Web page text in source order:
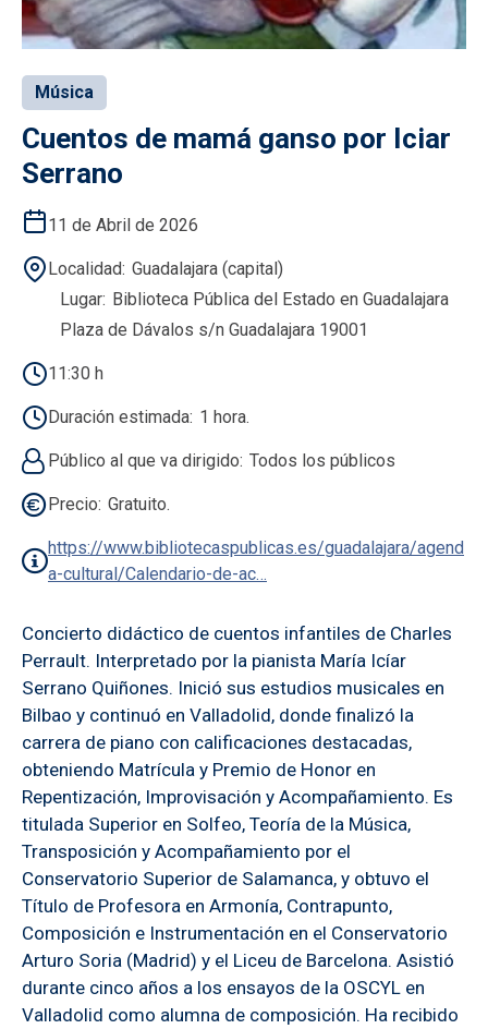
Música
Cuentos de mamá ganso por Iciar
Serrano
11 de Abril de 2026
Localidad Guadalajara (capital)
Lugar Biblioteca Pública del Estado en Guadalajara
Plaza de Dávalos s/n Guadalajara 19001
11:30 h
Duración estimada 1 hora.
Público al que va dirigido Todos los públicos
Precio Gratuito.
https://www.bibliotecaspublicas.es/guadalajara/agend
a-cultural/Calendario-de-ac…
Concierto didáctico de cuentos infantiles de Charles
Perrault. Interpretado por la pianista María Icíar
Serrano Quiñones. Inició sus estudios musicales en
Bilbao y continuó en Valladolid, donde finalizó la
carrera de piano con calificaciones destacadas,
obteniendo Matrícula y Premio de Honor en
Repentización, Improvisación y Acompañamiento. Es
titulada Superior en Solfeo, Teoría de la Música,
Transposición y Acompañamiento por el
Conservatorio Superior de Salamanca, y obtuvo el
Título de Profesora en Armonía, Contrapunto,
Composición e Instrumentación en el Conservatorio
Arturo Soria (Madrid) y el Liceu de Barcelona. Asistió
durante cinco años a los ensayos de la OSCYL en
Valladolid como alumna de composición. Ha recibido